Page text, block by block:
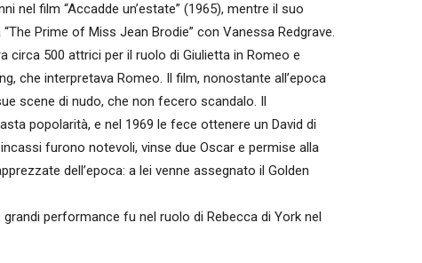
nel film “Accadde un’estate” (1965), mentre il suo
Prime of Miss Jean Brodie” con Vanessa Redgrave.
500 attrici per il ruolo di Giulietta in Romeo e
che interpretava Romeo. Il film, nonostante all’epoca
scene di nudo, che non fecero scandalo. Il
popolarità, e nel 1969 le fece ottenere un David di
furono notevoli, vinse due Oscar e permise alla
dell’epoca: a lei venne assegnato il Golden
performance fu nel ruolo di Rebecca di York nel